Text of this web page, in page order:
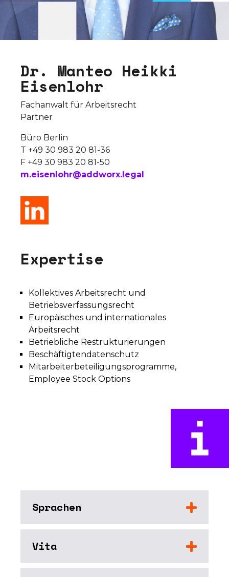
Dr. Manteo Heikki
Eisenlohr
Fachanwalt für Arbeitsrecht
Partner
Büro Berlin
T +49 30 983 20 81-36
F +49 30 983 20 81-50
m.eisenlohr@addworx.legal
Expertise
Kollektives Arbeitsrecht und
Betriebsverfassungsrecht
Europäisches und internationales
Arbeitsrecht
Betriebliche Restrukturierungen
Beschäftigtendatenschutz
Mitarbeiterbeteiligungsprogramme,
Employee Stock Options
Sprachen
Vita